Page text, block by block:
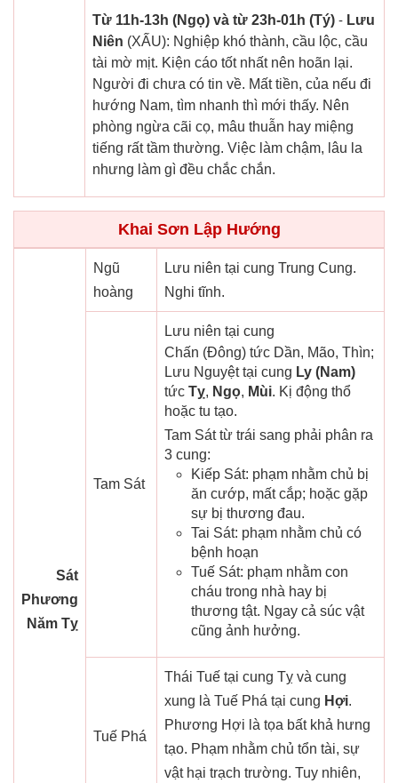
Từ 11h-13h (Ngọ) và từ 23h-01h (Tý) - Lưu
Niên (XẤU): Nghiệp khó thành, cầu lộc, cầu
tài mờ mịt. Kiện cáo tốt nhất nên hoãn lại.
Người đi chưa có tin về. Mất tiền, của nếu đi
hướng Nam, tìm nhanh thì mới thấy. Nên
phòng ngừa cãi cọ, mâu thuẫn hay miệng
tiếng rất tầm thường. Việc làm chậm, lâu la
nhưng làm gì đều chắc chắn.
Khai Sơn Lập Hướng
Sát
Phương
Năm Tỵ
Ngũ
hoàng
Lưu niên tại cung Trung Cung.
Nghi tĩnh.
Tam Sát
Lưu niên tại cung
Chấn (Đông) tức Dần, Mão, Thìn;
Lưu Nguyệt tại cung Ly (Nam)
tức Tỵ, Ngọ, Mùi. Kị động thổ
hoặc tu tạo.
Tam Sát từ trái sang phải phân ra
3 cung:
Kiếp Sát: phạm nhằm chủ bị
ăn cướp, mất cắp; hoặc gặp
sự bị thương đau.
Tai Sát: phạm nhằm chủ có
bệnh hoạn
Tuế Sát: phạm nhằm con
cháu trong nhà hay bị
thương tật. Ngay cả súc vật
cũng ảnh hưởng.
Tuế Phá
Thái Tuế tại cung Tỵ và cung
xung là Tuế Phá tại cung Hợi.
Phương Hợi là tọa bất khả hưng
tạo. Phạm nhằm chủ tổn tài, sự
vật hại trạch trường. Tuy nhiên,